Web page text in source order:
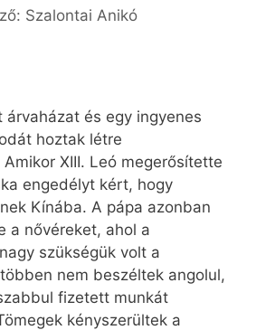
Szalontai Anikó
árvaházat és egy ingyenes
hoztak létre
XIII. Leó megerősítette
engedélyt kért, hogy
Kínába. A pápa azonban
a nővéreket, ahol a
szükségük volt a
nem beszéltek angolul,
fizetett munkát
kényszerültek a